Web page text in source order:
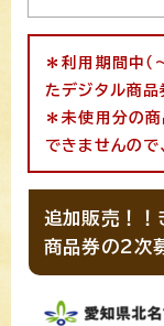
＊利用期間中（
たデジタル商品
＊未使用分の
できませんので
追加販売！！
商品券の2次